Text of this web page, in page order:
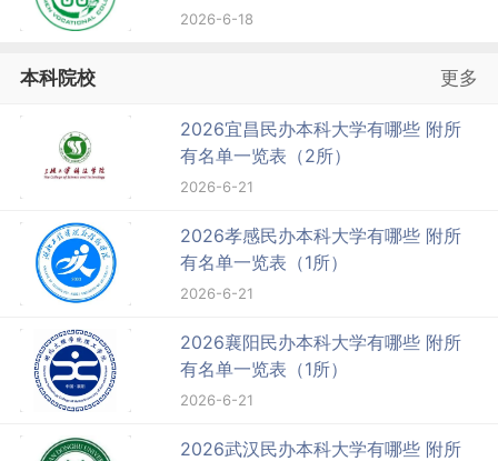
2026-6-18
本科院校 更多
2026宜昌民办本科大学有哪些 附所
有名单一览表（2所）
2026-6-21
2026孝感民办本科大学有哪些 附所
有名单一览表（1所）
2026-6-21
2026襄阳民办本科大学有哪些 附所
有名单一览表（1所）
2026-6-21
2026武汉民办本科大学有哪些 附所